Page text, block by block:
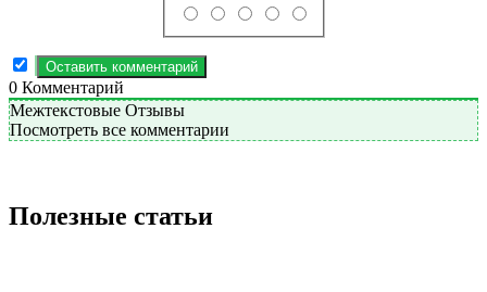
0 Комментарий
Межтекстовые Отзывы
Посмотреть все комментарии
Полезные статьи